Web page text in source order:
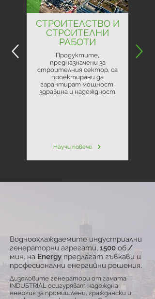
СТРОИТЕЛСТВО И
СТРОИТЕЛНИ
РАБОТИ
Продуктите,
предназначени за
строителния сектор, са
проектирани да
гарантират мощност,
здравина и надеждност.
Научи повече
Водноохлаждаемите индустриални
генераторни агрегати, 1500 об./
мин. на Energy предлагат гъвкави и
професионални енергийни решения.
Дизеловите генератори от гамата
INDUSTRIAL осигуряват надеждна
енергия за промишлени, граждански и